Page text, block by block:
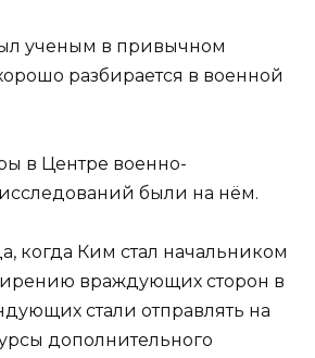
ученым в привычном
разбирается в военной
в Центре военно-
исследований были на нём.
когда Ким стал начальником
враждующих сторон в
стали отправлять на
дополнительного